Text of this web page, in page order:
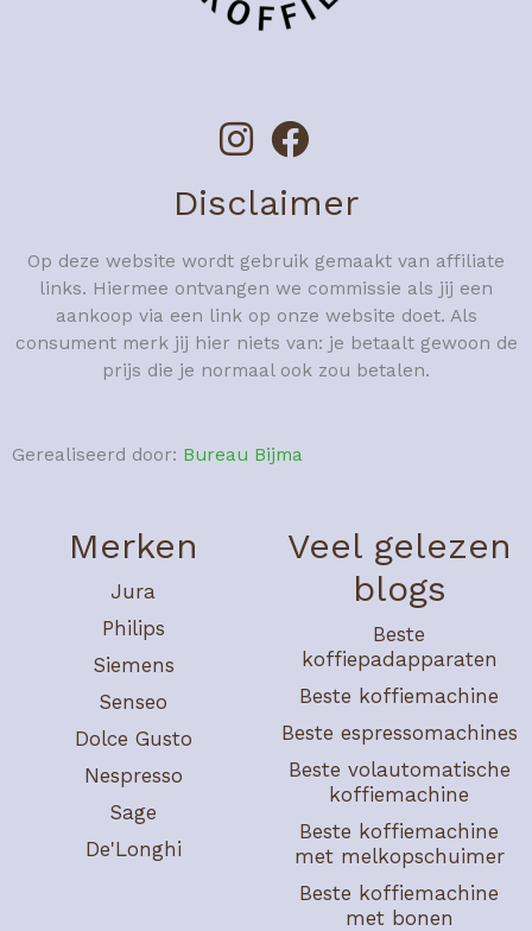
Disclaimer
Op deze website wordt gebruik gemaakt van affiliate
links. Hiermee ontvangen we commissie als jij een
aankoop via een link op onze website doet. Als
consument merk jij hier niets van: je betaalt gewoon de
prijs die je normaal ook zou betalen.
Gerealiseerd door: Bureau Bijma
Merken
Jura
Philips
Siemens
Senseo
Dolce Gusto
Nespresso
Sage
De'Longhi
Veel gelezen
blogs
Beste
koffiepadapparaten
Beste koffiemachine
Beste espressomachines
Beste volautomatische
koffiemachine
Beste koffiemachine
met melkopschuimer
Beste koffiemachine
met bonen